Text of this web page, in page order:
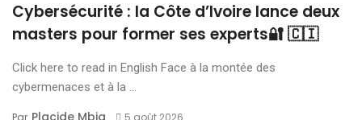
Cybersécurité : la Côte d’Ivoire lance deux
masters pour former ses experts🔐 🇨🇮
Click here to read in English Face à la montée des
cybermenaces et à la ...
Par Placide Mbia 5 août 2026